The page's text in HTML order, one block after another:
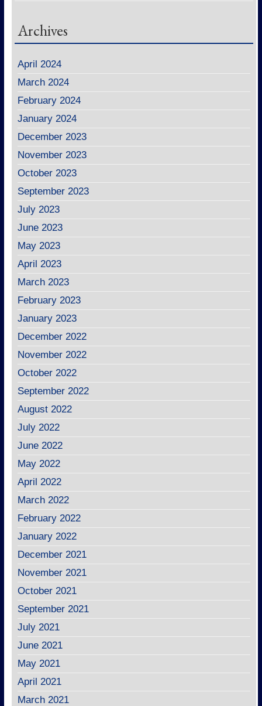
Archives
April 2024
March 2024
February 2024
January 2024
December 2023
November 2023
October 2023
September 2023
July 2023
June 2023
May 2023
April 2023
March 2023
February 2023
January 2023
December 2022
November 2022
October 2022
September 2022
August 2022
July 2022
June 2022
May 2022
April 2022
March 2022
February 2022
January 2022
December 2021
November 2021
October 2021
September 2021
July 2021
June 2021
May 2021
April 2021
March 2021